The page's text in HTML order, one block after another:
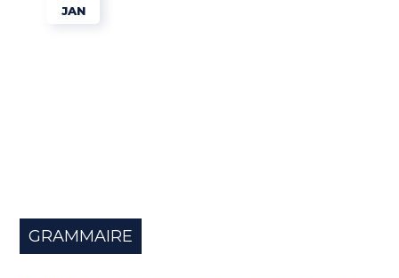
JAN
GRAMMAIRE